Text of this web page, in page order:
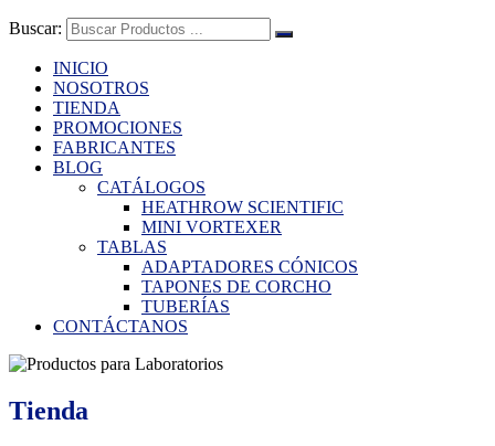
Buscar:
INICIO
NOSOTROS
TIENDA
PROMOCIONES
FABRICANTES
BLOG
CATÁLOGOS
HEATHROW SCIENTIFIC
MINI VORTEXER
TABLAS
ADAPTADORES CÓNICOS
TAPONES DE CORCHO
TUBERÍAS
CONTÁCTANOS
Tienda